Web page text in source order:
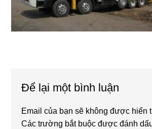
Interactions
Để lại một bình luận
Email của bạn sẽ không được hiển
Các trường bắt buộc được đánh